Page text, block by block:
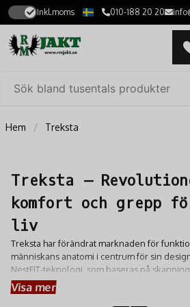
Inkl.moms 010-188 20 20
Hem Treksta
Treksta –
komfort och grepp
liv
Treksta har förändrat marknaden för
människans anatomi i centrum för sin
NestFIT-teknologi, som baseras på
skapar Treksta skor och kängor som följer
minskar trycket med upp till 80 procent.
Visa mer